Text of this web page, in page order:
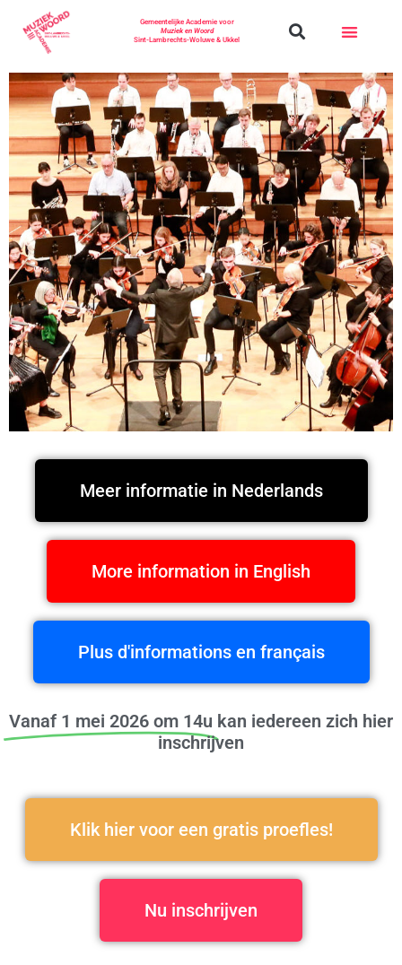
Gemeentelijke Academie voor
Muziek en Woord
Sint-Lambrechts-Woluwe & Ukkel
INF
O
NL, FR,
ENG
Meer informatie in Nederlands
More information in English
Plus d'informations en français
Vanaf 1 mei 2026 om 14u kan iedereen zich hier
inschrijven​
Klik hier voor een gratis proefles!
Nu inschrijven